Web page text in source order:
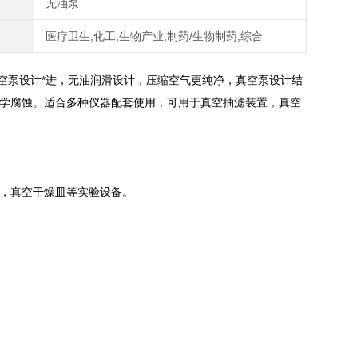
无油泵
医疗卫生,化工,生物产业,制药/生物制药,综合
泵设计*进，无油润滑设计，压缩空气更纯净，真空泵设计结
腐蚀。适合多种仪器配套使用，可用于真空抽滤装置，真空
真空干燥皿等实验设备。